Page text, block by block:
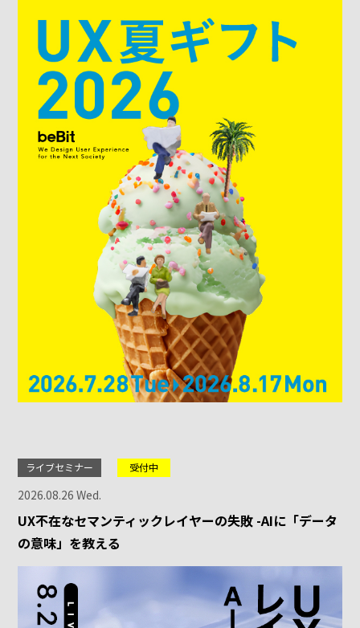
ライブセミナー 受付中
2026.08.26 Wed.
UX不在なセマンティックレイヤーの失敗 -AIに「データ
の意味」を教える